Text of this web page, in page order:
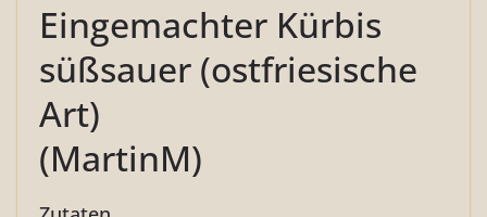
Eingemachter Kürbis
süßsauer (ostfriesische
Art)
(MartinM)